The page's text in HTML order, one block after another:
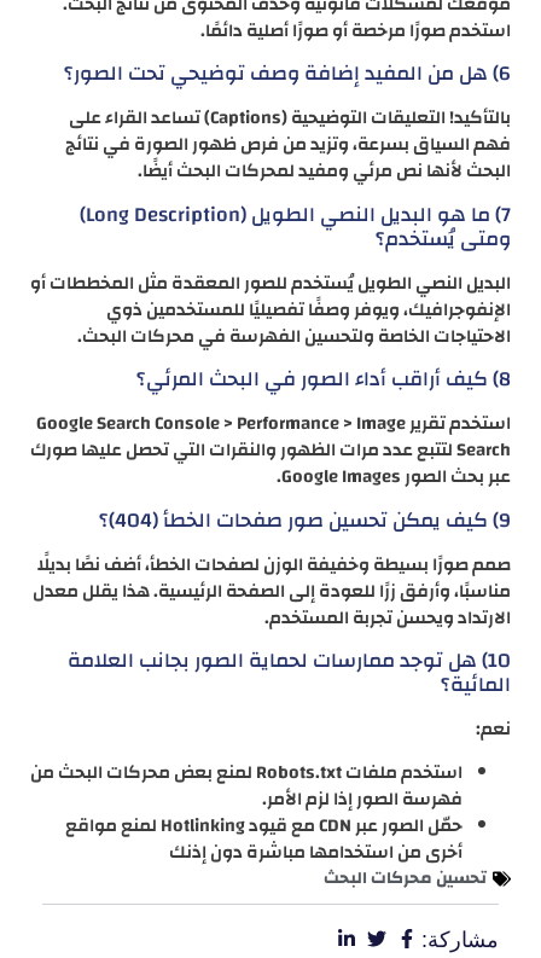
استخدم صورًا مرخصة أو صورًا أصلية دائمًا.
6) هل من المفيد إضافة وصف توضيحي تحت الصور؟
بالتأكيد! التعليقات التوضيحية (Captions) تساعد القراء على
فهم السياق بسرعة، وتزيد من فرص ظهور الصورة في نتائج
البحث لأنها نص مرئي ومفيد لمحركات البحث أيضًا.
7) ما هو البديل النصي الطويل (Long Description)
ومتى يُستخدم؟
البديل النصي الطويل يُستخدم للصور المعقدة مثل المخططات أو
الإنفوجرافيك، ويوفر وصفًا تفصيليًا للمستخدمين ذوي
الاحتياجات الخاصة ولتحسين الفهرسة في محركات البحث.
8) كيف أراقب أداء الصور في البحث المرئي؟
استخدم تقرير Google Search Console > Performance > Image
Search لتتبع عدد مرات الظهور والنقرات التي تحصل عليها صورك
عبر بحث الصور Google Images.
9) كيف يمكن تحسين صور صفحات الخطأ (404)؟
صمم صورًا بسيطة وخفيفة الوزن لصفحات الخطأ، أضف نصًا بديلًا
مناسبًا، وأرفق زرًا للعودة إلى الصفحة الرئيسية. هذا يقلل معدل
الارتداد ويحسن تجربة المستخدم.
10) هل توجد ممارسات لحماية الصور بجانب العلامة
المائية؟
نعم:
استخدم ملفات Robots.txt لمنع بعض محركات البحث من
فهرسة الصور إذا لزم الأمر.
حمّل الصور عبر CDN مع قيود Hotlinking لمنع مواقع
أخرى من استخدامها مباشرة دون إذنك
تحسين محركات البحث
مشاركة: